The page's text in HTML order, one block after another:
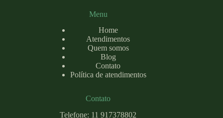
Menu
Home
Atendimentos
Quem somos
Blog
Contato
Política de atendimentos
Contato
Telefone: 11 917378802